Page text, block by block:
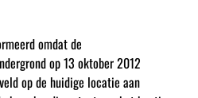
omdat de
op 13 oktober 2012
op de huidige locatie aan